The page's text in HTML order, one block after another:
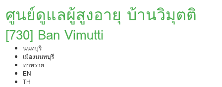
ศูนย์ดูแลผู้สูงอายุ บ้านวิมุตติ
[730] Ban Vimutti
นนทบุรี
เมืองนนทบุรี
ท่าทราย
EN
TH